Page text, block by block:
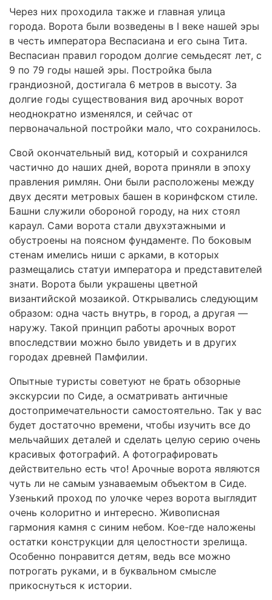
Через них проходила также и главная улица
города. Ворота были возведены в I веке нашей эры
в честь императора Веспасиана и его сына Тита.
Веспасиан правил городом долгие семьдесят лет, с
9 по 79 годы нашей эры. Постройка была
грандиозной, достигала 6 метров в высоту. За
долгие годы существования вид арочных ворот
неоднократно изменялся, и сейчас от
первоначальной постройки мало, что сохранилось.
Свой окончательный вид, который и сохранился
частично до наших дней, ворота приняли в эпоху
правления римлян. Они были расположены между
двух десяти метровых башен в коринфском стиле.
Башни служили обороной городу, на них стоял
караул. Сами ворота стали двухэтажными и
обустроены на поясном фундаменте. По боковым
стенам имелись ниши с арками, в которых
размещались статуи императора и представителей
знати. Ворота были украшены цветной
византийской мозаикой. Открывались следующим
образом: одна часть внутрь, в город, а другая —
наружу. Такой принцип работы арочных ворот
впоследствии можно было увидеть и в других
городах древней Памфилии.
Опытные туристы советуют не брать обзорные
экскурсии по Сиде, а осматривать античные
достопримечательности самостоятельно. Так у вас
будет достаточно времени, чтобы изучить все до
мельчайших деталей и сделать целую серию очень
красивых фотографий. А фотографировать
действительно есть что! Арочные ворота являются
чуть ли не самым узнаваемым объектом в Сиде.
Узенький проход по улочке через ворота выглядит
очень колоритно и интересно. Живописная
гармония камня с синим небом. Кое-где наложены
остатки конструкции для целостности зрелища.
Особенно понравится детям, ведь все можно
потрогать руками, и в буквальном смысле
прикоснуться к истории.